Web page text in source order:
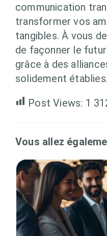
communication
transformer vos
tangibles. À vous
de façonner le
grâce à des
solidement établies.
Post Views: 1
Vous allez